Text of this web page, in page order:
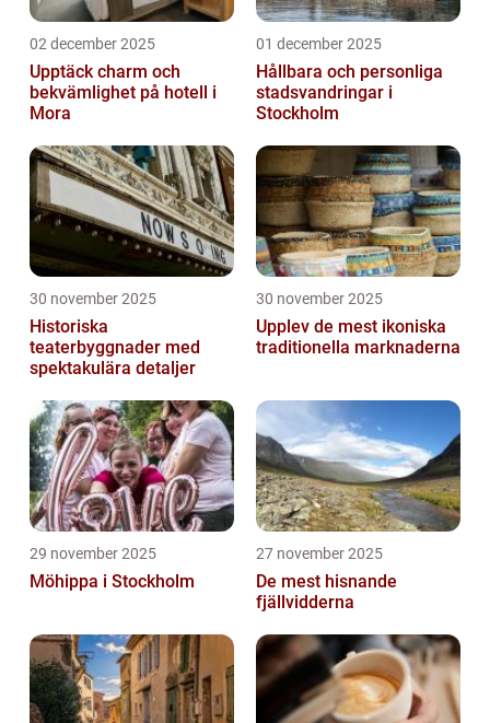
02 december 2025
Upptäck charm och
bekvämlighet på hotell i
Mora
01 december 2025
Hållbara och personliga
stadsvandringar i
Stockholm
30 november 2025
Historiska
teaterbyggnader med
spektakulära detaljer
30 november 2025
Upplev de mest ikoniska
traditionella marknaderna
29 november 2025
Möhippa i Stockholm
27 november 2025
De mest hisnande
fjällvidderna